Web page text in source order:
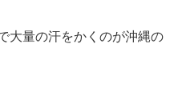
大量の汗をかくのが沖縄の